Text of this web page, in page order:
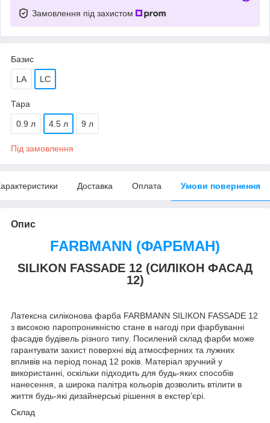
Замовлення під захистом
Базис
LA LC
Тара
0.9 л 4.5 л 9 л
Під замовлення
Доставка Оплата Умови повернення
Опис
FARBMANN (ФАРБМАН)
SILIKON FASSADE 12 (СИЛІКОН ФАСАД
12)
Латексна силіконова фарба FARBMANN SILIKON FASSADE 12
з високою паропроникністю стане в нагоді при фарбуванні
фасадів будівель різного типу. Посилений склад фарби може
гарантувати захист поверхні від атмосферних та лужних
впливів на період понад 12 років. Матеріал зручний у
використанні, оскільки підходить для будь-яких способів
нанесення, а широка палітра кольорів дозволить втілити в
життя будь-які дизайнерські рішення в екстер’єрі.
Склад